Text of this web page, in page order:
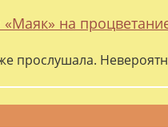
на
прослушала.